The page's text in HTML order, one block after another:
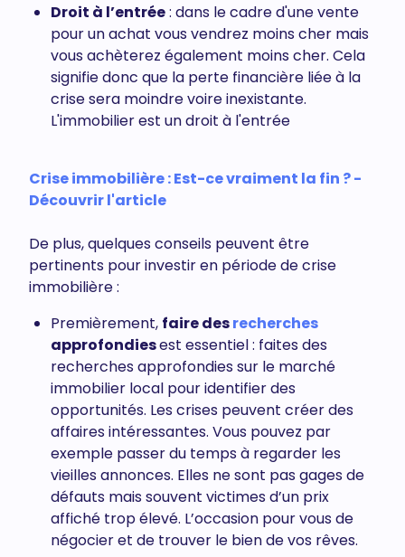
Droit à l’entrée: dans le cadre d'une vente
pour un achat vous vendrez moins cher mais
vous achèterez également moins cher. Cela
signifie donc que la perte financière liée à la
crise sera moindre voire inexistante.
L'immobilier est un droit à l'entrée
Crise immobilière : Est-ce vraiment la fin ? -
Découvrir l'article
De plus, quelques conseils peuvent être
pertinents pour investir en période de crise
immobilière :
Premièrement, faire desrecherches
approfondiesest essentiel : faites des
recherches approfondies sur le marché
immobilier local pour identifier des
opportunités. Les crises peuvent créer des
affaires intéressantes. Vous pouvez par
exemple passer du temps à regarder les
vieilles annonces. Elles ne sont pas gages de
défauts mais souvent victimes d’un prix
affiché trop élevé. L’occasion pour vous de
négocier et de trouver le bien de vos rêves.